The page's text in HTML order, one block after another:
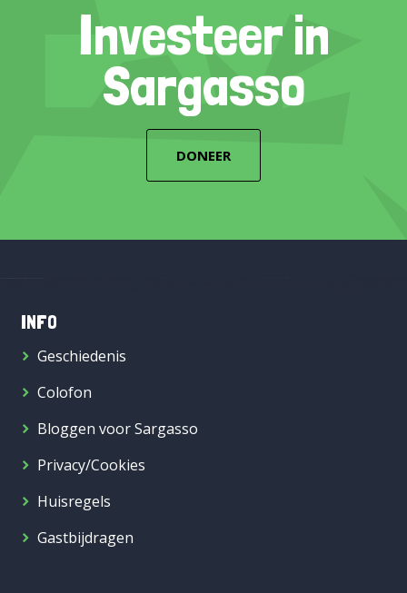
Investeer in
Sargasso
DONEER
INFO
Geschiedenis
Colofon
Bloggen voor Sargasso
Privacy/Cookies
Huisregels
Gastbijdragen